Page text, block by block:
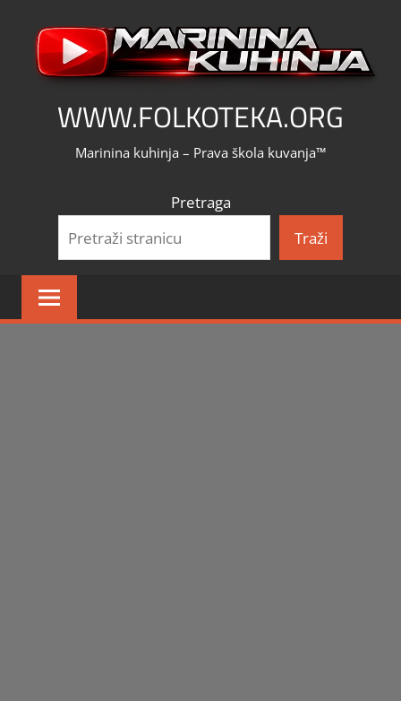
content
WWW.FOLKOTEKA.ORG
Marinina kuhinja – Prava škola kuvanja™
Pretraga
Traži